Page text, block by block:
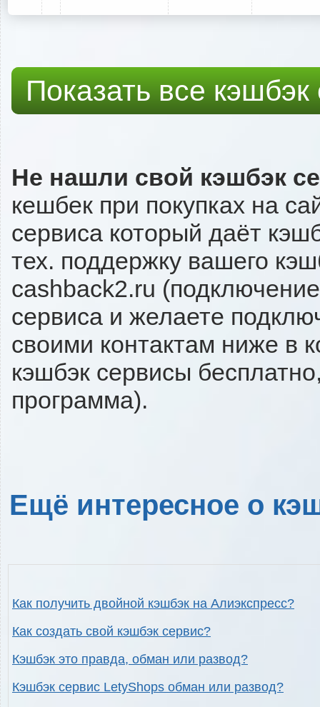
Показать все
Не нашли свой кэшбэк
кешбек при покупках на
сервиса который даёт
тех. поддержку вашего
cashback2.ru
сервиса и желаете
своими контактам ниже в
кэшбэк сервисы
программа).
Ещё интересное о
Как получить двойной кэшбэк на Алиэкспресс?
Как создать свой кэшбэк сервис?
Кэшбэк это правда, обман или развод?
Кэшбэк сервис LetyShops обман или развод?